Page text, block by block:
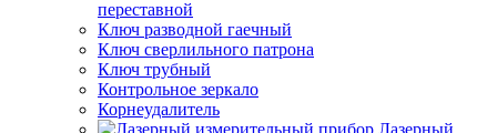
переставной
Ключ разводной гаечный
Ключ сверлильного патрона
Ключ трубный
Контрольное зеркало
Корнеудалитель
Лазерный